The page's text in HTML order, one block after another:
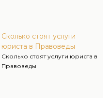
Сколько стоят услуги
юриста в Правоведы
Сколько стоят услуги юриста в
Правоведы